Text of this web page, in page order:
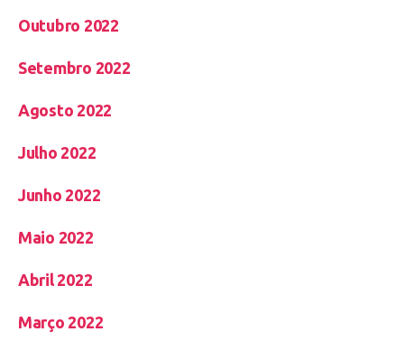
Outubro 2022
Setembro 2022
Agosto 2022
Julho 2022
Junho 2022
Maio 2022
Abril 2022
Março 2022